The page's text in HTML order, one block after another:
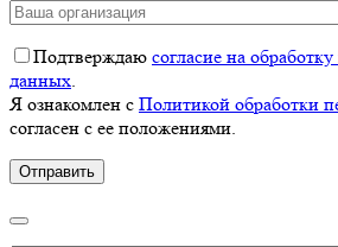
Подтверждаю согласие на
данных
Я ознакомлен с Политикой обработки
согласен с ее положениями.